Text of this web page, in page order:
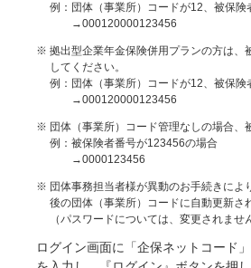
例： 団体（事業所）コードが12、被保
→000120000123456
※ 拠出型企業年金保険併用プランの方は
してください。
例： 団体（事業所）コードが12、被保
→000120000123456
※ 団体（事業所）コード管理なしの場合、
例： 被保険者番号が123456の場合
→0000123456
※ 団体事務担当者様が異動のお手続きに
後の団体（事業所）コードに自動更新さ
（パスワードについては、変更されま
ログイン画面に「企保ネットコード